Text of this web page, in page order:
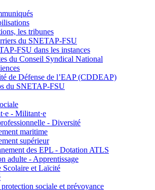
les tribunes
du SNETAP-FSU
FSU dans les instances
du Conseil Syndical National
de Défense de l’EAP (CDDEAP)
du SNETAP-FSU
- Militant·e
- Diversité
maritime
supérieur
des EPL - Dotation ATLS
adulte - Apprentissage
Scolaire et Laïcité
sociale et prévoyance